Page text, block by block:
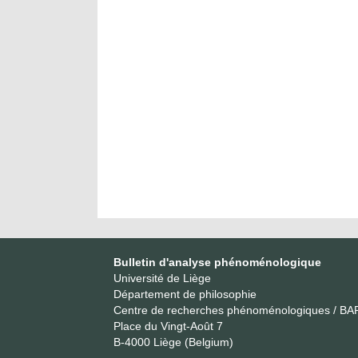
Bulletin d'analyse phénoménologique
Université de Liège
Département de philosophie
Centre de recherches phénoménologiques /
Place du Vingt-Août 7
B-4000 Liège (Belgium)